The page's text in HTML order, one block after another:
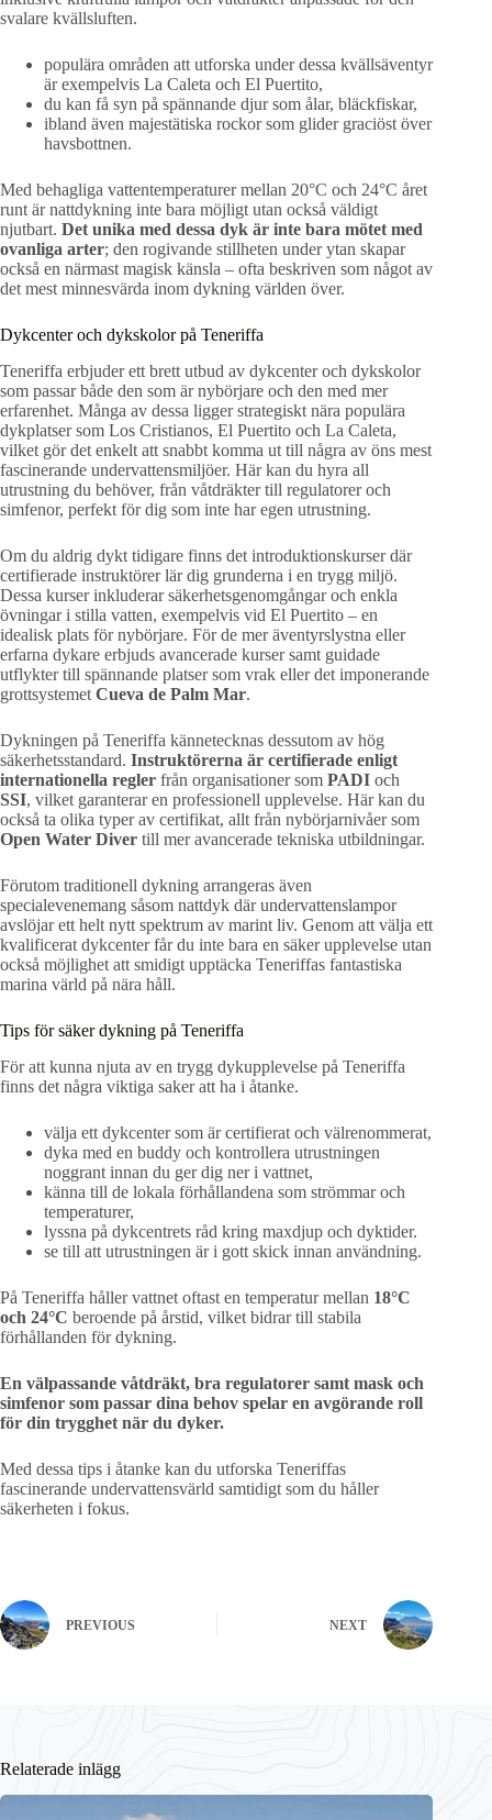
svalare kvällsluften.
populära områden att utforska under dessa kvällsäventyr
är exempelvis La Caleta och El Puertito,
du kan få syn på spännande djur som ålar, bläckfiskar,
ibland även majestätiska rockor som glider graciöst över
havsbottnen.
Med behagliga vattentemperaturer mellan 20°C och 24°C året
runt är nattdykning inte bara möjligt utan också väldigt
njutbart. Det unika med dessa dyk är inte bara mötet med
ovanliga arter; den rogivande stillheten under ytan skapar
också en närmast magisk känsla – ofta beskriven som något av
det mest minnesvärda inom dykning världen över.
Dykcenter och dykskolor på Teneriffa
Teneriffa erbjuder ett brett utbud av dykcenter och dykskolor
som passar både den som är nybörjare och den med mer
erfarenhet. Många av dessa ligger strategiskt nära populära
dykplatser som Los Cristianos, El Puertito och La Caleta,
vilket gör det enkelt att snabbt komma ut till några av öns mest
fascinerande undervattensmiljöer. Här kan du hyra all
utrustning du behöver, från våtdräkter till regulatorer och
simfenor, perfekt för dig som inte har egen utrustning.
Om du aldrig dykt tidigare finns det introduktionskurser där
certifierade instruktörer lär dig grunderna i en trygg miljö.
Dessa kurser inkluderar säkerhetsgenomgångar och enkla
övningar i stilla vatten, exempelvis vid El Puertito – en
idealisk plats för nybörjare. För de mer äventyrslystna eller
erfarna dykare erbjuds avancerade kurser samt guidade
utflykter till spännande platser som vrak eller det imponerande
grottsystemet Cueva de Palm Mar.
Dykningen på Teneriffa kännetecknas dessutom av hög
säkerhetsstandard. Instruktörerna är certifierade enligt
internationella regler från organisationer som PADI och
SSI, vilket garanterar en professionell upplevelse. Här kan du
också ta olika typer av certifikat, allt från nybörjarnivåer som
Open Water Diver till mer avancerade tekniska utbildningar.
Förutom traditionell dykning arrangeras även
specialevenemang såsom nattdyk där undervattenslampor
avslöjar ett helt nytt spektrum av marint liv. Genom att välja ett
kvalificerat dykcenter får du inte bara en säker upplevelse utan
också möjlighet att smidigt upptäcka Teneriffas fantastiska
marina värld på nära håll.
Tips för säker dykning på Teneriffa
För att kunna njuta av en trygg dykupplevelse på Teneriffa
finns det några viktiga saker att ha i åtanke.
välja ett dykcenter som är certifierat och välrenommerat,
dyka med en buddy och kontrollera utrustningen
noggrant innan du ger dig ner i vattnet,
känna till de lokala förhållandena som strömmar och
temperaturer,
lyssna på dykcentrets råd kring maxdjup och dyktider.
se till att utrustningen är i gott skick innan användning.
På Teneriffa håller vattnet oftast en temperatur mellan 18°C
och 24°C beroende på årstid, vilket bidrar till stabila
förhållanden för dykning.
En välpassande våtdräkt, bra regulatorer samt mask och
simfenor som passar dina behov spelar en avgörande roll
för din trygghet när du dyker.
Med dessa tips i åtanke kan du utforska Teneriffas
fascinerande undervattensvärld samtidigt som du håller
säkerheten i fokus.
PREVIOUS NEXT
Relaterade inlägg